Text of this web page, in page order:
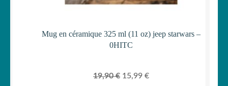
Mug en céramique 325 ml (11 oz) jeep starwars –
0HITC
19,90€ Le
15,99 €Le